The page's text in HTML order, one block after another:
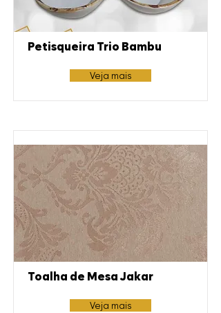
Petisqueira Trio Bambu
Veja mais
Toalha de Mesa Jakar
Veja mais